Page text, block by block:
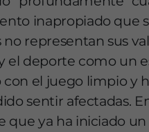
inapropiado que
no representan sus
el deporte como un
el juego limpio y
sentir afectadas.
que ya ha iniciado